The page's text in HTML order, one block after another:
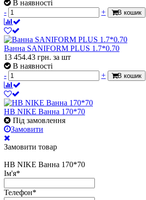
В наявності
-
+ В кошик
Ванна SANIFORM PLUS 1.7*0.70
13 454.43 грн. за шт
В наявності
-
+ В кошик
HB NIKE Ванна 170*70
Під замовлення
Замовити
Замовити товар
HB NIKE Ванна 170*70
Ім'я*
Телефон*